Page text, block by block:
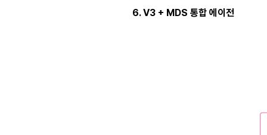
6. V3 + MDS 통합 에이전